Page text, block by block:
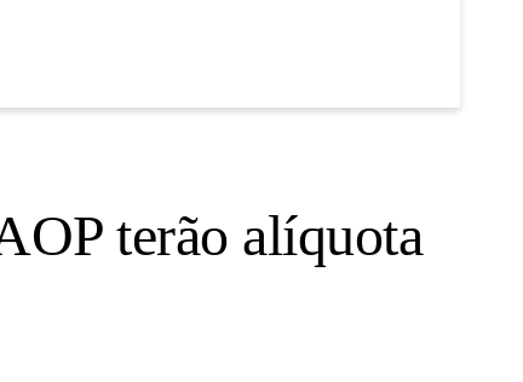
terão alíquota